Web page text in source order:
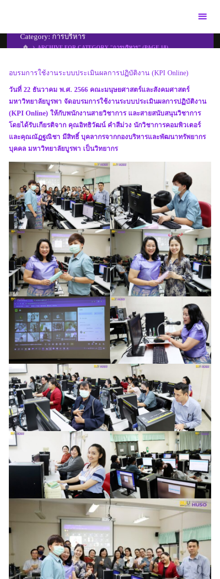
Category: การบริหาร
HOME
ARCHIVE FOR CATEGORY "การบริหาร"(PAGE 18)
อบรมการใช้งานระบบประเมินผลการปฏิบัติงาน (KPI Online)
วันที่ 22 ธันวาคม พ.ศ. 2566 คณะมนุษยศาสตร์และสังคมศาสตร์
มหาวิทยาลัยบูรพา จัดอบรมการใช้งานระบบประเมินผลการปฏิบัติงาน
(KPI Online) ให้กับพนักงานสายวิชาการ และสายสนับสนุนวิชาการ
โดยได้รับเกียรติจาก คุณอิทธิวัฒน์ คำสีม่วง นักวิชาการคอมพิวเตอร์
และคุณณัฏฐณิชา มีสิทธิ์ บุคลากรจากกองบริหารและพัฒนาทรัพยากร
บุคคล มหาวิทยาลัยบูรพา เป็นวิทยากร